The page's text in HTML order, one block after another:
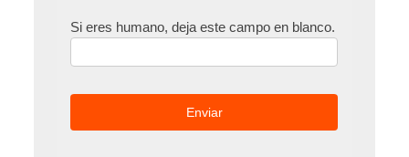
Si eres humano, deja este campo en blanco.